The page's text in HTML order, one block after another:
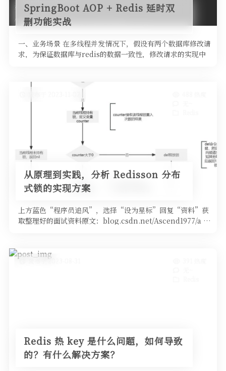
SpringBoot AOP + Redis 延时双
删功能实战
一、业务场景 在多线程并发情况下，假设有两个数据库修改请
求，为保证数据库与redis的数据一致性，修改请求的实现中
从原理到实践，分析 Redisson 分布
式锁的实现方案
上方蓝色“程序员追风”，选择“设为星标”回复“资料”获
取整理好的面试资料原文：blog.csdn.net/Ascend1977/a …
发布于 2023-08-31
Redis 热 key 是什么问题，如何导致
的？有什么解决方案？